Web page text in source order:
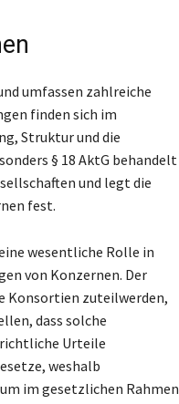
umfassen zahlreiche
finden sich im
Struktur und die
§ 18 AktG behandelt
und legt die
fest.
wesentliche Rolle in
von Konzernen. Der
Konsortien zuteilwerden,
dass solche
Urteile
weshalb
im gesetzlichen Rahmen